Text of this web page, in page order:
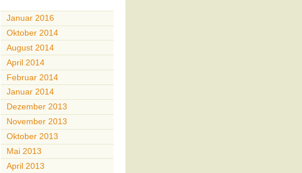
Januar 2016
Oktober 2014
August 2014
April 2014
Februar 2014
Januar 2014
Dezember 2013
November 2013
Oktober 2013
Mai 2013
April 2013